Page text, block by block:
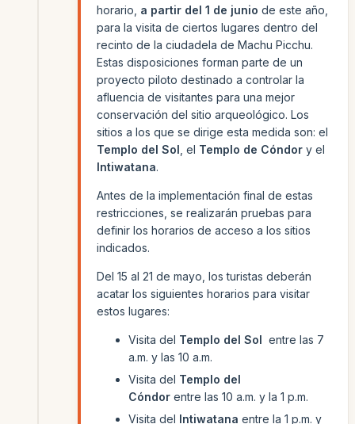
horario, a partir del 1 de junio de este año,
para la visita de ciertos lugares dentro del
recinto de la ciudadela de Machu Picchu.
Estas disposiciones forman parte de un
proyecto piloto destinado a controlar la
afluencia de visitantes para una mejor
conservación del sitio arqueológico. Los
sitios a los que se dirige esta medida son: el
Templo del Sol , el Templo de Cóndor y el
Intiwatana.
Antes de la implementación final de estas
restricciones, se realizarán pruebas para
definir los horarios de acceso a los sitios
indicados.
Del 15 al 21 de mayo, los turistas deberán
acatar los siguientes horarios para visitar
estos lugares:
Visita del Templo del Sol entre las 7
a.m. y las 10 a.m.
Visita del Templo del
Cóndor entre las 10 a.m. y la 1 p.m.
Visita del Intiwatana entre la 1 p.m. y